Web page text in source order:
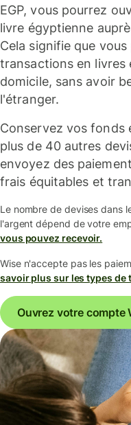
EGP, vous pourrez
livre égyptienne
Cela signifie que
transactions en livres
domicile, sans avoir
l'étranger.
Conservez vos fonds
plus de 40 autres
envoyez des
frais équitables et
Le nombre de devises dans
l'argent dépend de votre
vous pouvez recevoir.
Wise n'accepte pas les
savoir plus sur les types de
Ouvrez votre compte